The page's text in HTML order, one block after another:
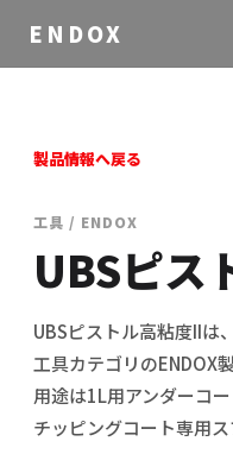
ENDOX
製品情報へ戻る
工具 / ENDOX
UBSピス
UBSピストル高粘度IIは、
工具カテゴリのENDOX
用途は1L用アンダーコー
チッピングコート専用ス